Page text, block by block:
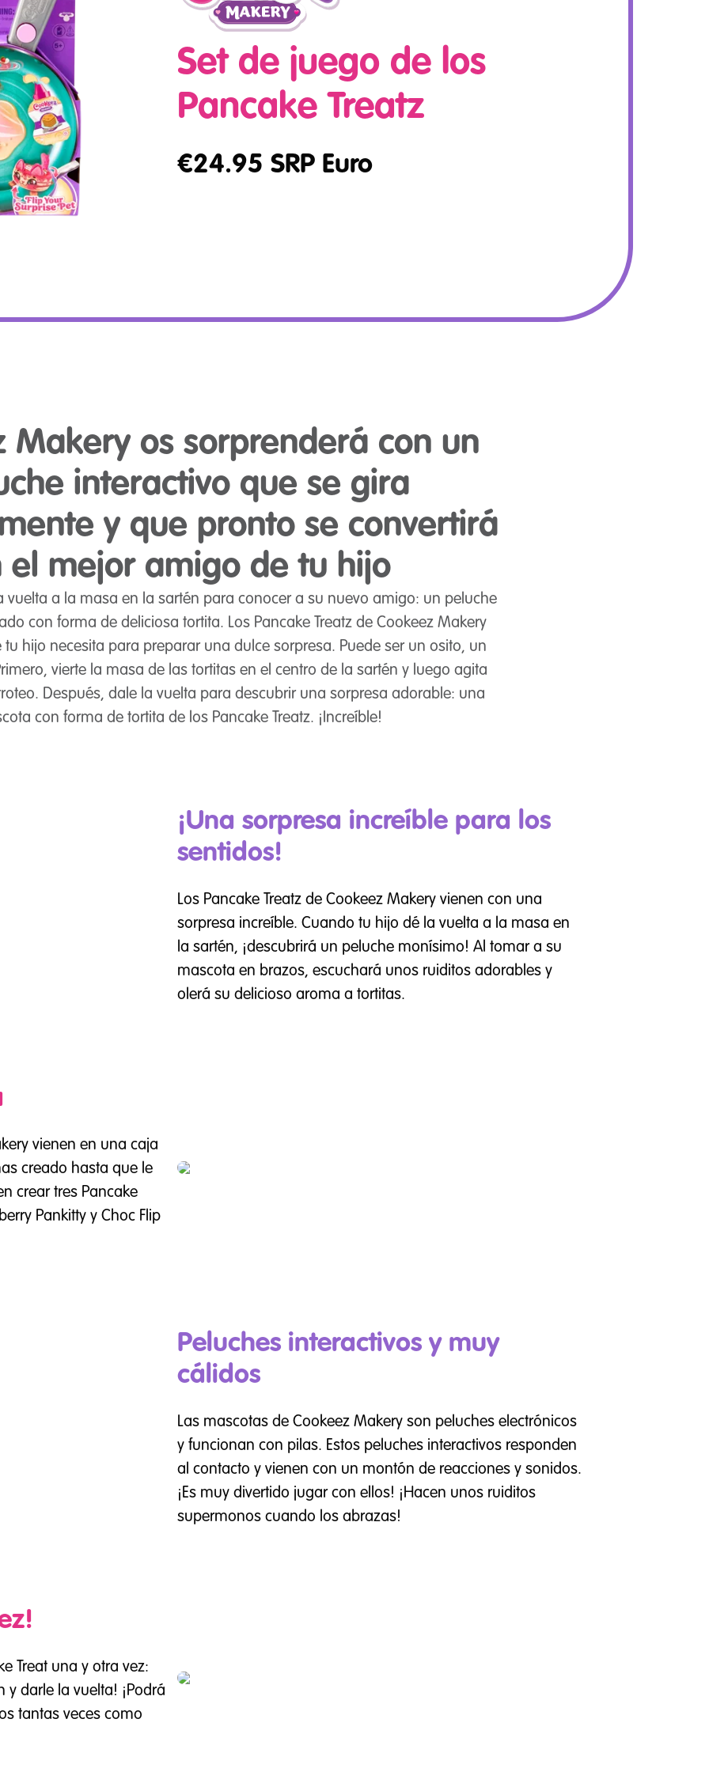
Set de juego de los
Pancake Treatz
€24.95 SRP Euro
Makery os sorprenderá con un
interactivo que se gira
y que pronto se convertirá
el mejor amigo de tu hijo
vuelta a la masa en la sartén para conocer a su nuevo amigo: un peluche
con forma de deliciosa tortita. Los Pancake Treatz de Cookeez Makery
hijo necesita para preparar una dulce sorpresa. Puede ser un osito, un
vierte la masa de las tortitas en el centro de la sartén y luego agita
Después, dale la vuelta para descubrir una sorpresa adorable: una
con forma de tortita de los Pancake Treatz. ¡Increíble!
¡Una sorpresa increíble para los
sentidos!
Los Pancake Treatz de Cookeez Makery vienen con una
sorpresa increíble. Cuando tu hijo dé la vuelta a la masa en
la sartén, ¡descubrirá un peluche monísimo! Al tomar a su
mascota en brazos, escuchará unos ruiditos adorables y
olerá su delicioso aroma a tortitas.
vienen en una caja
creado hasta que le
crear tres Pancake
Pankitty y Choc Flip
Peluches interactivos y muy
cálidos
Las mascotas de Cookeez Makery son peluches electrónicos
y funcionan con pilas. Estos peluches interactivos responden
al contacto y vienen con un montón de reacciones y sonidos.
¡Es muy divertido jugar con ellos! ¡Hacen unos ruiditos
supermonos cuando los abrazas!
Treat una y otra vez:
y darle la vuelta! ¡Podrá
tantas veces como